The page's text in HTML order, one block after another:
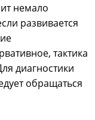
немало
развивается
тактика
диагностики
обращаться